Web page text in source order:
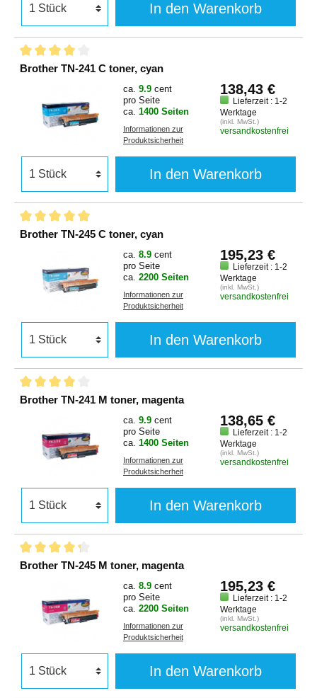
In den Warenkorb
Brother TN-241 C toner, cyan
ca. 9.9 cent
pro Seite
ca. 1400 Seiten
Informationen zur
Produktsicherheit
138,43 €
Lieferzeit : 1-2
Werktage
(inkl. MwSt.)
versandkostenfrei
In den Warenkorb
Brother TN-245 C toner, cyan
ca. 8.9 cent
pro Seite
ca. 2200 Seiten
Informationen zur
Produktsicherheit
195,23 €
Lieferzeit : 1-2
Werktage
(inkl. MwSt.)
versandkostenfrei
In den Warenkorb
Brother TN-241 M toner, magenta
ca. 9.9 cent
pro Seite
ca. 1400 Seiten
Informationen zur
Produktsicherheit
138,65 €
Lieferzeit : 1-2
Werktage
(inkl. MwSt.)
versandkostenfrei
In den Warenkorb
Brother TN-245 M toner, magenta
ca. 8.9 cent
pro Seite
ca. 2200 Seiten
Informationen zur
Produktsicherheit
195,23 €
Lieferzeit : 1-2
Werktage
(inkl. MwSt.)
versandkostenfrei
In den Warenkorb